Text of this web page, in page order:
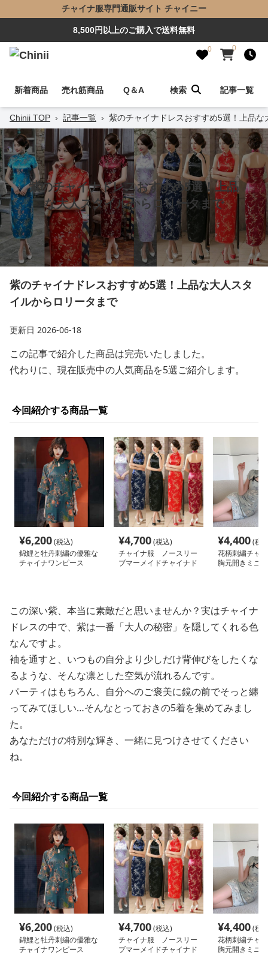
チャイナ服専門通販サイト チャイニー
8,500円以上のご購入で送料無料
0 0
新着商品 売れ筋商品 Q＆A 検索 記事一覧
Chinii TOP › 記事一覧 › 紫のチャイナドレスおすすめ5選！上品
紫のチャイナドレスおすすめ5選！上品
な大人スタイルからロリータまで
紫のチャイナドレスおすすめ5選！上品な大人スタ
イルからロリータまで
更新日 2026-06-18
この記事で紹介した商品は完売いたしました。
代わりに、現在販売中の人気商品を5選ご紹介します。
今回紹介する商品一覧
¥6,200(税込)
錦鯉と牡丹刺繍の優雅な
チャイナワンピース
¥4,700(税込)
チャイナ服 ノースリー
ブマーメイドチャイナド
¥4,400(税
花柄刺繍チャ
胸元開きミニ
この深い紫、本当に素敵だと思いませんか？実はチャイナ
ドレスの中で、紫は一番「大人の秘密」を隠してくれる色
なんですよ。
袖を通すと、いつもの自分より少しだけ背伸びをしたくな
るような、そんな凛とした空気が流れるんです。
パーティはもちろん、自分へのご褒美に鏡の前でそっと纏
ってみてほしい…そんなとっておきの5着を集めてみまし
た。
あなただけの特別な輝き、一緒に見つけさせてください
ね。
今回紹介する商品一覧
¥6,200(税込)
錦鯉と牡丹刺繍の優雅な
チャイナワンピース
¥4,700(税込)
チャイナ服 ノースリー
ブマーメイドチャイナド
¥4,400(税
花柄刺繍チャ
胸元開きミニ